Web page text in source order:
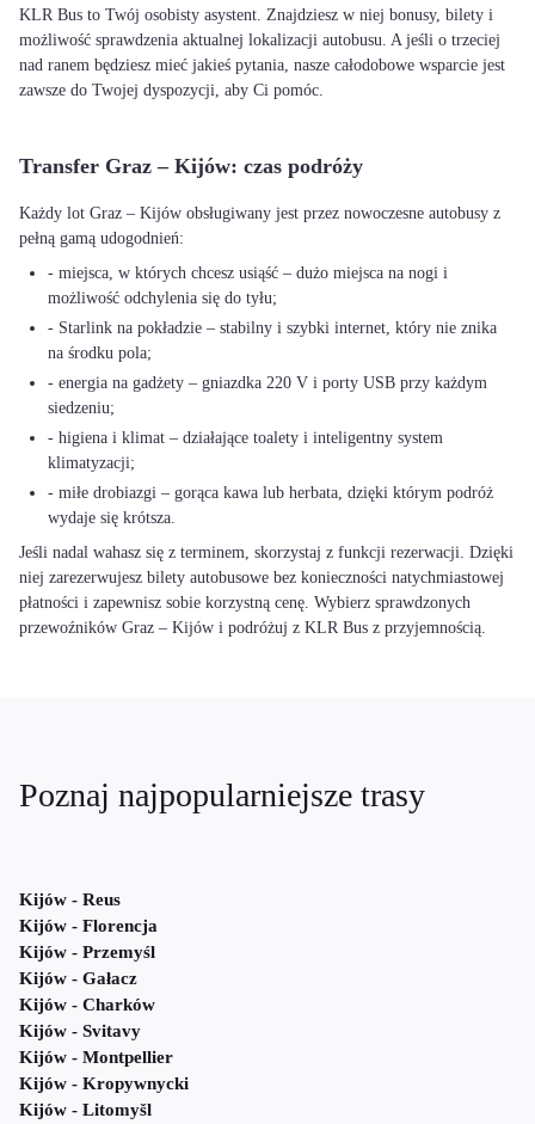
KLR Bus to Twój osobisty asystent. Znajdziesz w niej bonusy, bilety i
możliwość sprawdzenia aktualnej lokalizacji autobusu. A jeśli o trzeciej
nad ranem będziesz mieć jakieś pytania, nasze całodobowe wsparcie jest
zawsze do Twojej dyspozycji, aby Ci pomóc.
Transfer Graz – Kijów: czas podróży
Każdy lot Graz – Kijów obsługiwany jest przez nowoczesne autobusy z
pełną gamą udogodnień:
- miejsca, w których chcesz usiąść – dużo miejsca na nogi i
możliwość odchylenia się do tyłu;
- Starlink na pokładzie – stabilny i szybki internet, który nie znika
na środku pola;
- energia na gadżety – gniazdka 220 V i porty USB przy każdym
siedzeniu;
- higiena i klimat – działające toalety i inteligentny system
klimatyzacji;
- miłe drobiazgi – gorąca kawa lub herbata, dzięki którym podróż
wydaje się krótsza.
Jeśli nadal wahasz się z terminem, skorzystaj z funkcji rezerwacji. Dzięki
niej zarezerwujesz bilety autobusowe bez konieczności natychmiastowej
płatności i zapewnisz sobie korzystną cenę. Wybierz sprawdzonych
przewoźników Graz – Kijów i podróżuj z KLR Bus z przyjemnością.
Poznaj najpopularniejsze trasy
Kijów - Reus
Kijów - Florencja
Kijów - Przemyśl
Kijów - Gałacz
Kijów - Charków
Kijów - Svitavy
Kijów - Montpellier
Kijów - Kropywnycki
Kijów - Litomyšl